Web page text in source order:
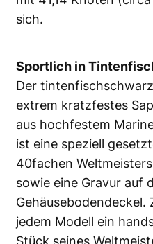
sich.
Sportlich in
Der
extrem kratzfestes
aus hochfestem
ist eine speziell
40fachen
sowie eine Gravur auf
Gehäusebodendeckel.
jedem Modell ein
Stück seines